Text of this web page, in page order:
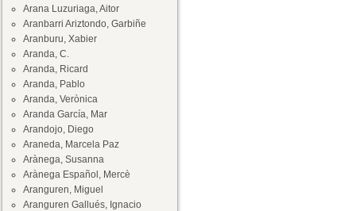
Arana Luzuriaga, Aitor
Aranbarri Ariztondo, Garbiñe
Aranburu, Xabier
Aranda, C.
Aranda, Ricard
Aranda, Pablo
Aranda, Verònica
Aranda García, Mar
Arandojo, Diego
Araneda, Marcela Paz
Arànega, Susanna
Arànega Español, Mercè
Aranguren, Miguel
Aranguren Gallués, Ignacio